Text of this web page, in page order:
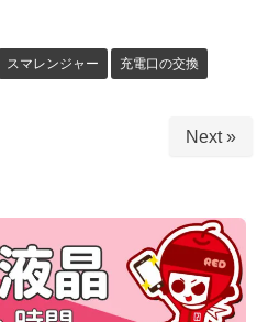
スマレンジャー 充電口の交換
Next »